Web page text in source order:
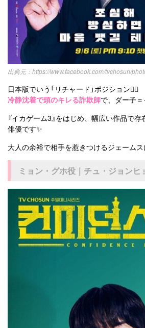
https://www.facebook.com/tvchosun/
日本版でいう「リチャード」ポジション🕵️‍♂️
冷静沈着で頭のキレる詐欺師で、ダー子
『イカゲーム3』をはじめ、幅広い作品で
俳優です✨
大人の余裕で相手を惹きつけるジェーム
ミョン・グホ役｜チュ・ジョンヒ